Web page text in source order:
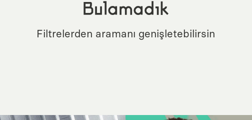
Bulamadık
Filtrelerden aramanı genişletebilirsin